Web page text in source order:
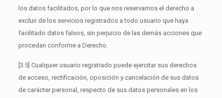
los datos facilitados, por lo que nos reservamos el derecho a
excluir de los servicios registrados a todo usuario que haya
facilitado datos falsos, sin perjuicio de las demás acciones que
procedan conforme a Derecho.
[3.5] Cualquier usuario registrado puede ejercitar sus derechos
de acceso, rectificación, oposición y cancelación de sus datos
de carácter personal, respecto de sus datos personales en los